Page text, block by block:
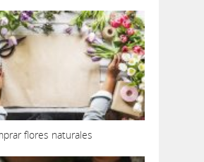
flores naturales